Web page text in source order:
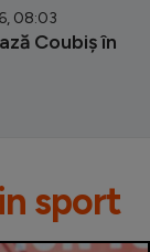
08:03
Coubiș în
sport